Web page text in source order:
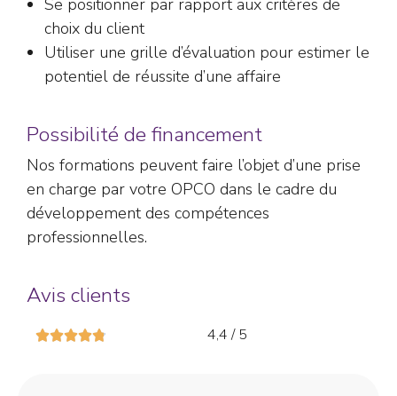
choix du client
Utiliser une grille d’évaluation pour estimer le
potentiel de réussite d’une affaire
Possibilité de financement
Nos formations peuvent faire l’objet d’une prise
en charge par votre OPCO dans le cadre du
développement des compétences
professionnelles.
Avis clients
4,4 / 5